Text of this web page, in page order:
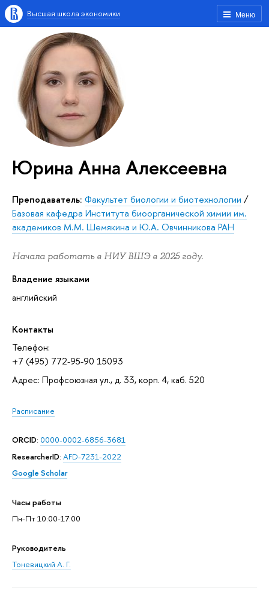
Меню
Высшая школа экономики
Юрина Анна Алексеевна
Преподаватель: Факультет биологии и биотехнологии /
Базовая кафедра Института биоорганической химии им.
академиков М.М. Шемякина и Ю.А. Овчинникова РАН
Начала работать в НИУ ВШЭ в 2025 году.
Владение языками
английский
Контакты
Телефон:
+7 (495) 772-95-90 15093
Адрес: Профсоюзная ул., д. 33, корп. 4, каб. 520
Расписание
ORCID: 0000-0002-6856-3681
ResearcherID: AFD-7231-2022
Google Scholar
Часы работы
Пн-Пт 10:00-17:00
Руководитель
Тоневицкий А. Г.